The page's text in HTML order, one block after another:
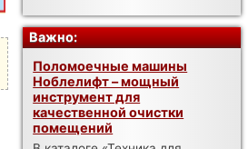
Важно:
Поломоечные машины
Ноблелифт – мощный
инструмент для
качественной очистки
помещений